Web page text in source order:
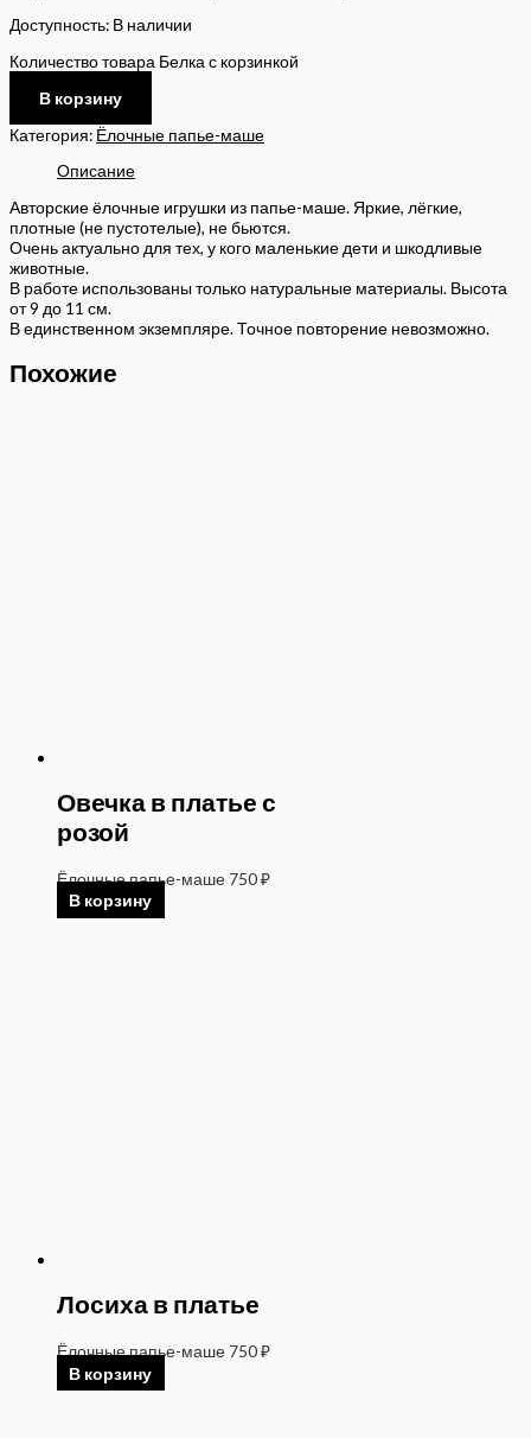
Доступность: В наличии
Количество товара Белка с корзинкой
В корзину
Категория: Ёлочные папье-маше
Описание
Авторские ёлочные игрушки из папье-маше. Яркие, лёгкие,
плотные (не пустотелые), не бьются.
Очень актуально для тех, у кого маленькие дети и шкодливые
животные.
В работе использованы только натуральные материалы. Высота
от 9 до 11 см.
В единственном экземпляре. Точное повторение невозможно.
Похожие
Овечка в платье с
розой
Ёлочные папье-маше 750₽
В корзину
Лосиха в платье
Ёлочные папье-маше 750₽
В корзину